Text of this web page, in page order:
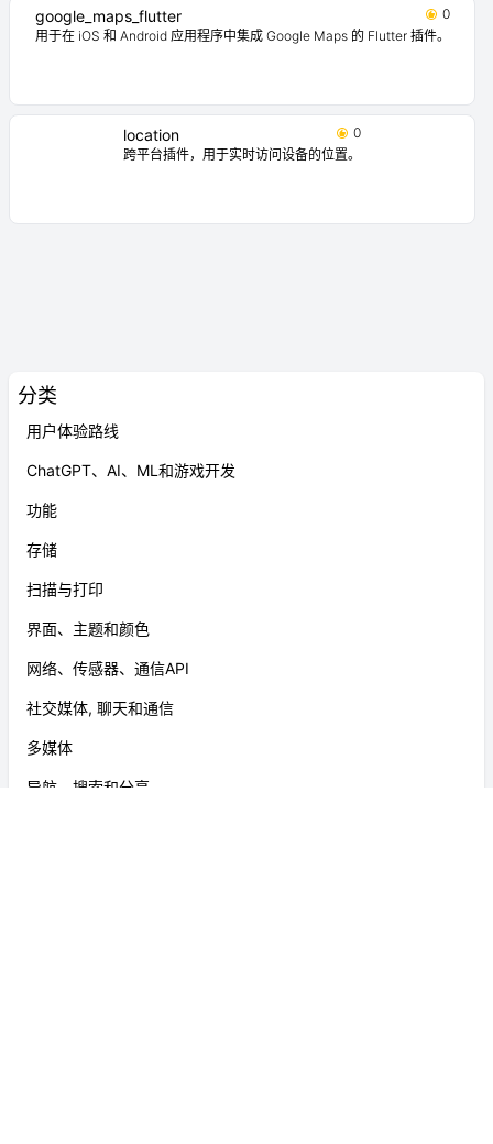
分类
用户体验路线
ChatGPT、AI、ML和游戏开发
功能
扫描与打印
界面、主题和颜色
网络、传感器、通信API
社交媒体, 聊天和通信
google_maps_flutter
0
用于在 iOS 和 Android 应用程序中集成 Google Maps 的 Flutter 插件。
location
0
跨平台插件，用于实时访问设备的位置。